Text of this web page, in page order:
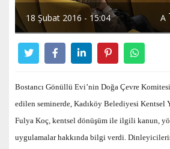
18 Şubat 2016 - 15:04 A
Bostancı Gönüllü Evi’nin Doğa Çevre
edilen seminerde, Kadıköy Belediyesi Kentsel
Fulya Koç, kentsel dönüşüm ile ilgili kanun,
uygulamalar hakkında bilgi verdi.